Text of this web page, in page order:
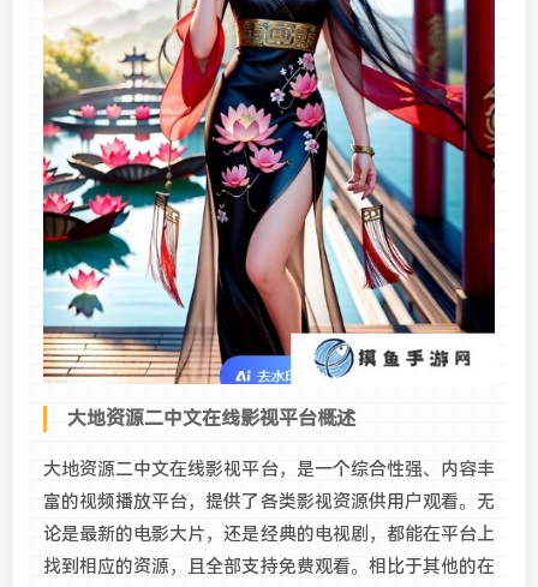
大地资源二中文在线影视平台概述
大地资源二中文在线影视平台，是一个综合性强、内容丰
富的视频播放平台，提供了各类影视资源供用户观看。无
论是最新的电影大片，还是经典的电视剧，都能在平台上
找到相应的资源，且全部支持免费观看。相比于其他的在